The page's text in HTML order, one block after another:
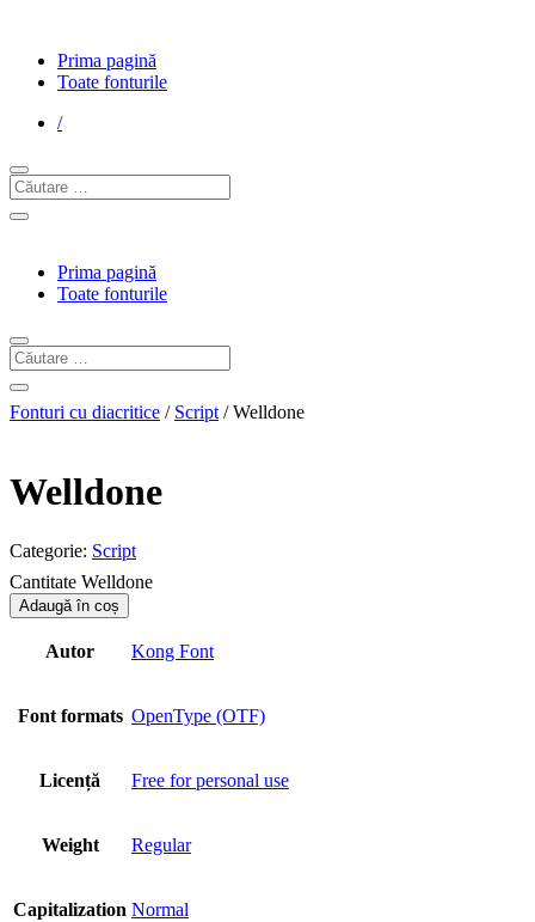
Prima pagină
Toate fonturile
/
Prima pagină
Toate fonturile
Fonturi cu diacritice / Script / Welldone
Welldone
Categorie: Script
Cantitate Welldone
Adaugă în coș
Autor Kong Font
Font formats OpenType (OTF)
Licență Free for personal use
Weight Regular
Capitalization Normal